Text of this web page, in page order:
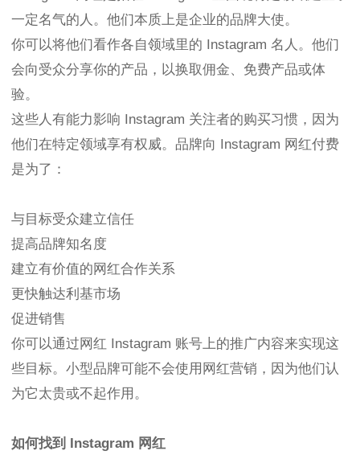
一定名气的人。他们本质上是企业的品牌大使。
你可以将他们看作各自领域里的 Instagram 名人。他们
会向受众分享你的产品，以换取佣金、免费产品或体
验。
这些人有能力影响 Instagram 关注者的购买习惯，因为
他们在特定领域享有权威。品牌向 Instagram 网红付费
是为了：
与目标受众建立信任
提高品牌知名度
建立有价值的网红合作关系
更快触达利基市场
促进销售
你可以通过网红 Instagram 账号上的推广内容来实现这
些目标。小型品牌可能不会使用网红营销，因为他们认
为它太贵或不起作用。
如何找到 Instagram 网红